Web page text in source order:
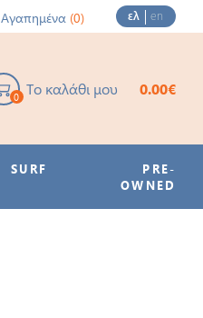
Αγαπημένα (0) ελ en
Το καλάθι μου
0 0.00€
SURF
PRE-
OWNED